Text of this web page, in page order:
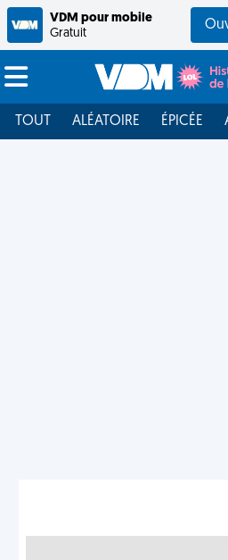
VDM pour mobile
Gratuit
TOUT ALÉATOIRE ÉPICÉE